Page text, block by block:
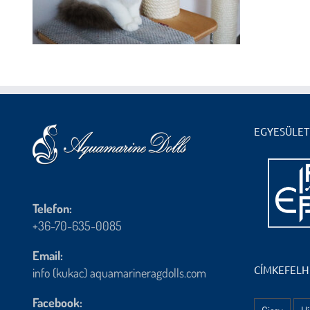
Telefon:
+36-70-635-0085
Email:
info (kukac) aquamarineragdolls.com
Facebook: